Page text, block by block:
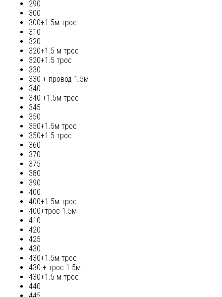
290
300
300+1.5м трос
310
320
320+1.5 м трос
320+1.5 трос
330
330 + провод 1.5м
340
340 +1.5м трос
345
350
350+1.5м трос
350+1.5 трос
360
370
375
380
390
400
400+1.5м трос
400+трос 1.5м
410
420
425
430
430+1.5м трос
430 + трос 1.5м
430+1.5 м трос
440